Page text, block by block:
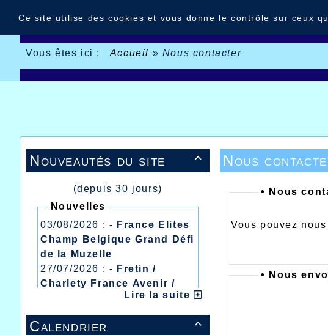
Vous êtes ici : Accueil » Nous contacter

Nouveautés du site
(depuis 30 jours)
Nouvelles
03/08/2026 : - France Elites
Champ Belgique Grand Défi
de la Muzelle
27/07/2026 : - Fretin /
Charlety France Avenir /
Heusden Zolder
20/07/2026 :- Courtrai /
Mont des Cats
Lire la suite

Calendrier
Nous
• Nous
Vous pouvez
• Nous
Ce site utilise des cookies et vous donne le contrôle sur ceux